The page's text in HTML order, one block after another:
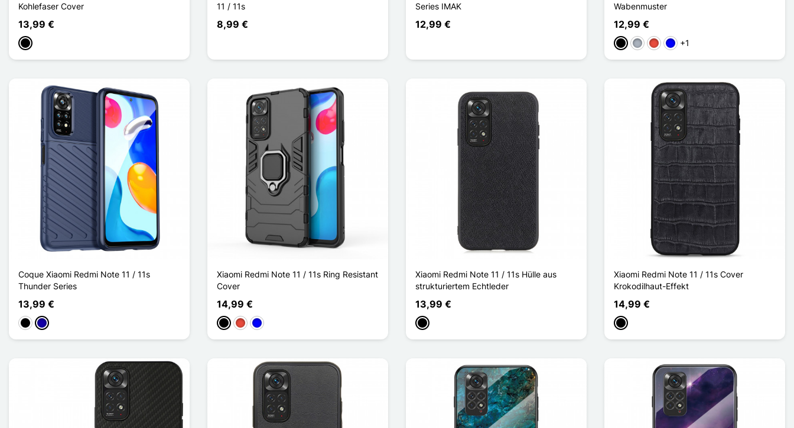
Kohlefaser Cover
13,99 €
Schwarz
11 / 11s
8,99 €
Series IMAK
12,99 €
Wabenmuster
12,99 €
Schwarz
GrauRot Blau+1
Coque Xiaomi Redmi Note 11 / 11s
Thunder Series
13,99 €
SchwarzDunkelblau
Xiaomi Redmi Note 11 / 11s Ring Resistant
Cover
14,99 €
Schwarz
Rot Blau
Xiaomi Redmi Note 11 / 11s Hülle aus
strukturiertem Echtleder
13,99 €
Schwarz
Xiaomi Redmi Note 11 / 11s Cover
Krokodilhaut-Effekt
14,99 €
Schwarz